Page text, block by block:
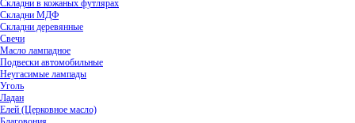
Складни в кожаных футлярах
Складни МДФ
Складни деревянные
Свечи
Масло лампадное
Подвески автомобильные
Неугасимые лампады
Уголь
Ладан
Елей (Церковное масло)